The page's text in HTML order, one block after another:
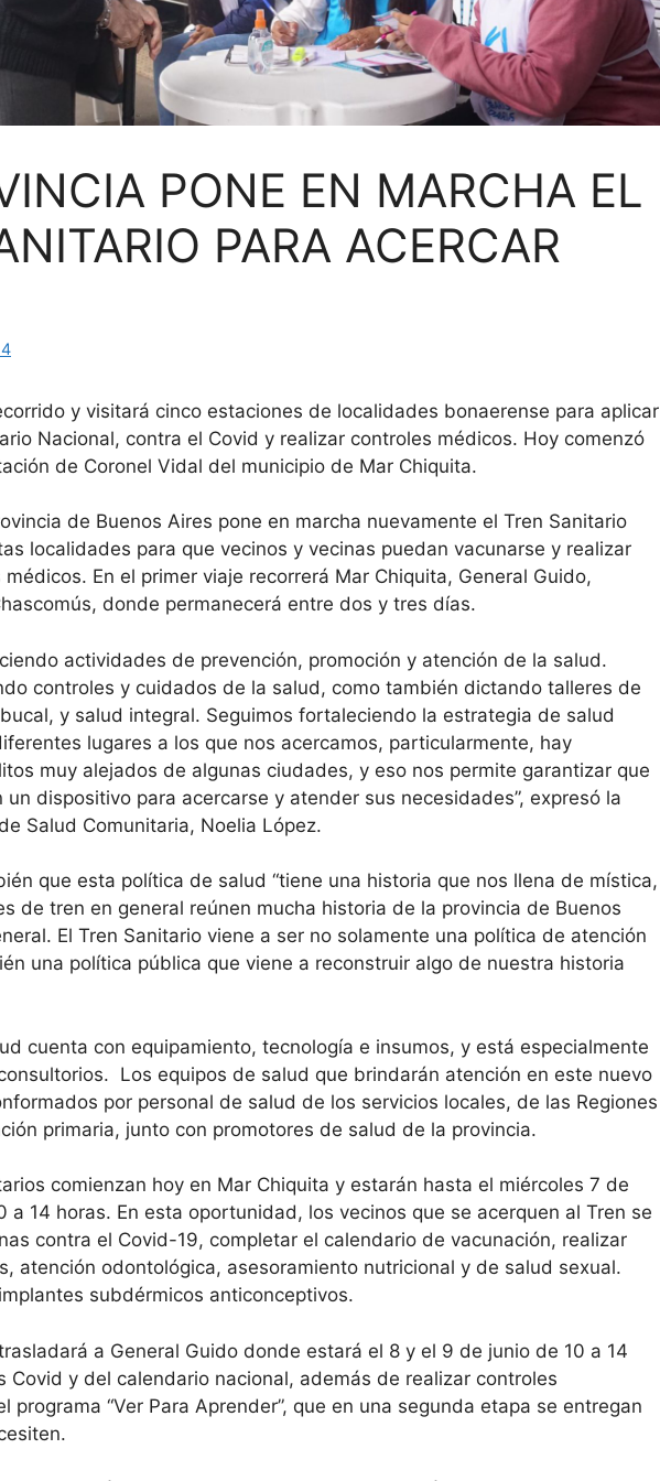
PONE EN MARCHA EL
PARA ACERCAR
y visitará cinco estaciones de localidades bonaerense para aplicar
Nacional, contra el Covid y realizar controles médicos. Hoy comenzó
de Coronel Vidal del municipio de Mar Chiquita.
de Buenos Aires pone en marcha nuevamente el Tren Sanitario
localidades para que vecinos y vecinas puedan vacunarse y realizar
En el primer viaje recorrerá Mar Chiquita, General Guido,
donde permanecerá entre dos y tres días.
actividades de prevención, promoción y atención de la salud.
controles y cuidados de la salud, como también dictando talleres de
y salud integral. Seguimos fortaleciendo la estrategia de salud
lugares a los que nos acercamos, particularmente, hay
muy alejados de algunas ciudades, y eso nos permite garantizar que
un dispositivo para acercarse y atender sus necesidades”, expresó la
Salud Comunitaria, Noelia López.
que esta política de salud “tiene una historia que nos llena de mística,
de tren en general reúnen mucha historia de la provincia de Buenos
El Tren Sanitario viene a ser no solamente una política de atención
una política pública que viene a reconstruir algo de nuestra historia
cuenta con equipamiento, tecnología e insumos, y está especialmente
Los equipos de salud que brindarán atención en este nuevo
por personal de salud de los servicios locales, de las Regiones
primaria, junto con promotores de salud de la provincia.
comienzan hoy en Mar Chiquita y estarán hasta el miércoles 7 de
a 14 horas. En esta oportunidad, los vecinos que se acerquen al Tren se
contra el Covid-19, completar el calendario de vacunación, realizar
atención odontológica, asesoramiento nutricional y de salud sexual.
subdérmicos anticonceptivos.
a General Guido donde estará el 8 y el 9 de junio de 10 a 14
Covid y del calendario nacional, además de realizar controles
programa “Ver Para Aprender”, que en una segunda etapa se entregan